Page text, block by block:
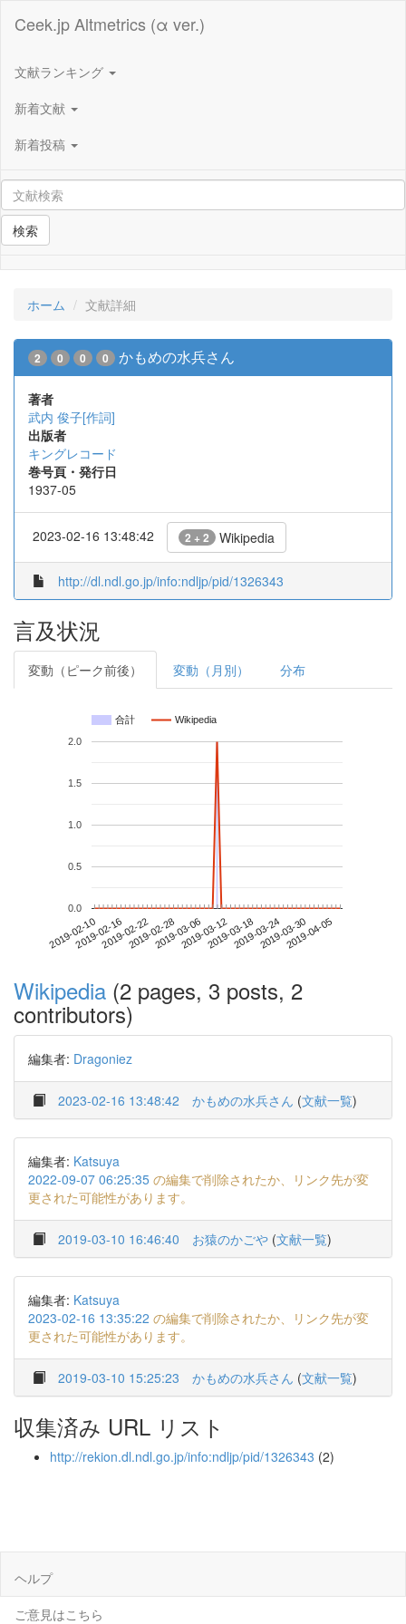
Ceek.jp Altmetrics (α ver.)
文献ランキング
新着文献
新着投稿
検索
ホーム 文献詳細
2 0 0 0 かもめの水兵さん
著者
武内 俊子[作詞]
出版者
キングレコード
巻号頁・発行日
1937-05
2023-02-16 13:48:42 2 + 2 Wikipedia
http://dl.ndl.go.jp/info:ndljp/pid/1326343
言及状況
変動（ピーク前後） 変動（月別） 分布
合計 Wikipedia
2019-02-102019-02-162019-02-222019-02-282019-03-062019-03-122019-03-182019-03-242019-03-302019-04-05
0.0
0.5
1.0
1.5
2.0
Wikipedia (2 pages, 3 posts, 2
contributors)
編集者: Dragoniez
2023-02-16 13:48:42 かもめの水兵さん (文献一覧)
編集者: Katsuya
2022-09-07 06:25:35 の編集で削除されたか、リンク先が変
更された可能性があります。
2019-03-10 16:46:40 お猿のかごや (文献一覧)
編集者: Katsuya
2023-02-16 13:35:22 の編集で削除されたか、リンク先が変
更された可能性があります。
2019-03-10 15:25:23 かもめの水兵さん (文献一覧)
収集済み URL リスト
http://rekion.dl.ndl.go.jp/info:ndljp/pid/1326343 (2)
ヘルプ
ご意見はこちら